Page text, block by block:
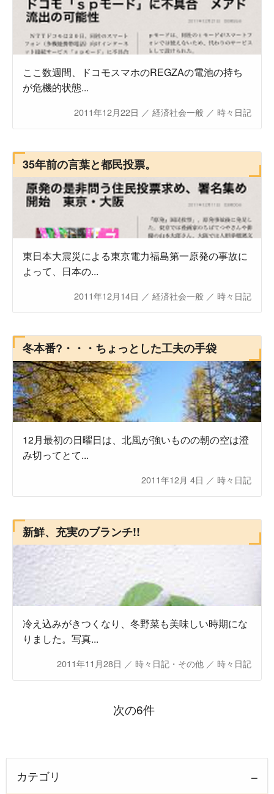
ここ数週間、ドコモスマホのREGZAの電池の持ち
が危機的状態...
2011年12月22日 ／ 経済社会一般 ／ 時々日記
35年前の言葉と都民投票。
東日本大震災による東京電力福島第一原発の事故に
よって、日本の...
2011年12月14日 ／ 経済社会一般 ／ 時々日記
冬本番?・・・ちょっとした工夫の手袋
12月最初の日曜日は、北風が強いものの朝の空は澄
み切ってとて...
2011年12月 4日 ／ 時々日記
新鮮、充実のブランチ!!
冷え込みがきつくなり、冬野菜も美味しい時期にな
りました。写真...
2011年11月28日 ／ 時々日記・その他 ／ 時々日記
次の6件
カテゴリ